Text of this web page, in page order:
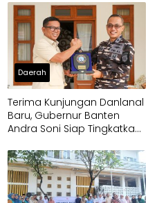
Daerah
Terima Kunjungan Danlanal
Baru, Gubernur Banten
Andra Soni Siap Tingkatkan